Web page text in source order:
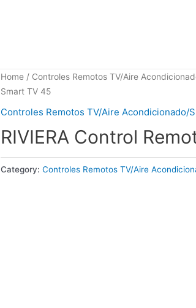
Home / Controles Remotos TV/Aire
Smart TV 45
Controles Remotos TV/Aire Acondicionado/
RIVIERA Control
Category: Controles Remotos TV/Aire